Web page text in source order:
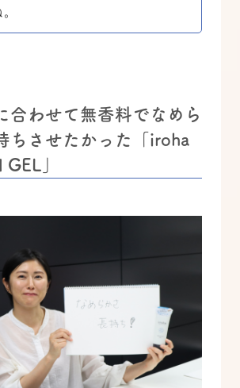
合わせて無香料でなめら
ちさせたかった「iroha
」